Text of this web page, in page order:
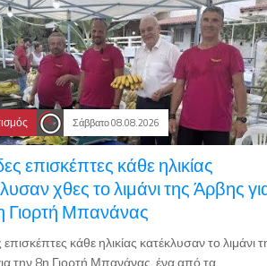
Σάββατο 08.08.2026
επισκέπτες κάθε ηλικίας
χθες το λιμάνι της Άρβης
Γιορτή Μπανάνας
επισκέπτες κάθε ηλικίας κατέκλυσαν το λιμάνι
την 8η Γιορτή Μπανάνας, ένα από τα